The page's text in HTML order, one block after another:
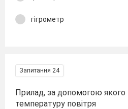
гігрометр
Запитання 24
Прилад, за допомогою
температуру повітря